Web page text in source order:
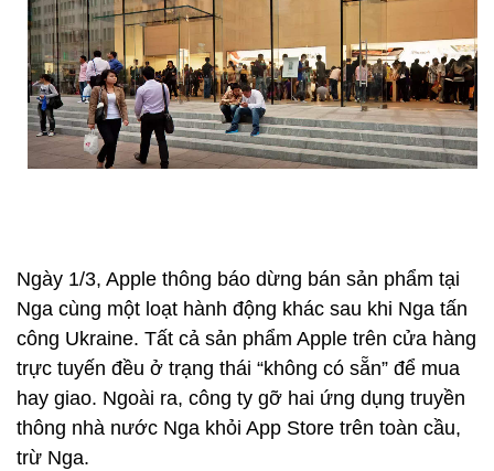
Ngày 1/3, Apple thông báo dừng bán sản phẩm tại
Nga cùng một loạt hành động khác sau khi Nga tấn
công Ukraine. Tất cả sản phẩm Apple trên cửa hàng
trực tuyến đều ở trạng thái “không có sẵn” để mua
hay giao. Ngoài ra, công ty gỡ hai ứng dụng truyền
thông nhà nước Nga khỏi App Store trên toàn cầu,
trừ Nga.